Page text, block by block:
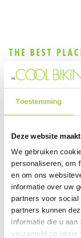
Toestemming
Deze website
We gebruiken
personaliseren, om
en om ons
informatie over uw
partners voor
partners kunnen
informatie die u
verzameld op basis
Van Beekstraat 7
1121 ND
+31 (0) 85-
WhatsApp +31
Elektrische fiets
Reviews